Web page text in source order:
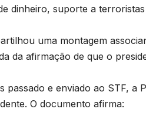
dinheiro, suporte a
uma montagem
da afirmação de que o
passado e enviado ao STF, a
O documento afirma: